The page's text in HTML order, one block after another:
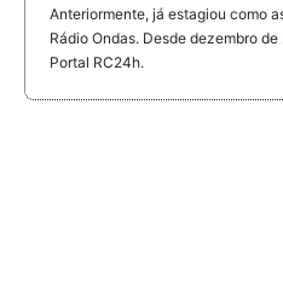
Anteriormente, já estagiou como
Rádio Ondas. Desde dezembro
Portal RC24h.